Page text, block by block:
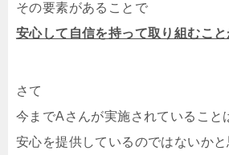
その要素があることで
安心して自信を持って取り組むこと
さて
今までAさんが実施されていること
安心を提供しているのではないか